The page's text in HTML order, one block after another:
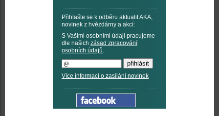
Přihlašte se k odběru aktualit AKA,
novinek z hvězdárny a akcí:
S Vašimi osobními údaji pracujeme
dle našich zásad zpracování
osobních údajů.
Více informací o zasílání novinek